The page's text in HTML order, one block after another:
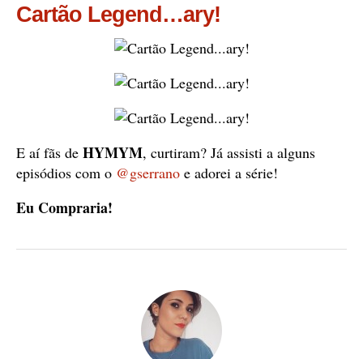
Cartão Legend…ary!
E aí fãs de HYMYM, curtiram? Já assisti a alguns
episódios com o @gserrano e adorei a série!
Eu Compraria!